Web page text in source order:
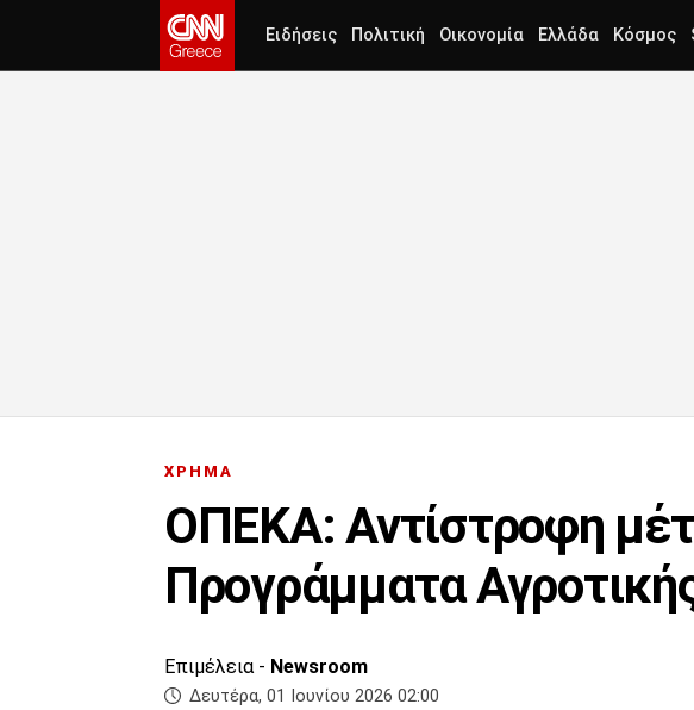
Ειδήσεις Πολιτική Οικονομία Ελλάδα Κόσμος
ΧΡΗΜΑ
ΟΠΕΚΑ: Αντίστροφη
Προγράμματα
Επιμέλεια - Newsroom
Δευτέρα, 01 Ιουνίου 2026 02:00